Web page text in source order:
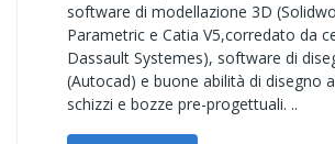
software di modellazione 3D
Parametric e Catia V5,corredato da
Dassault Systemes), software di
(Autocad) e buone abilità di disegno
schizzi e bozze pre-progettuali. ..